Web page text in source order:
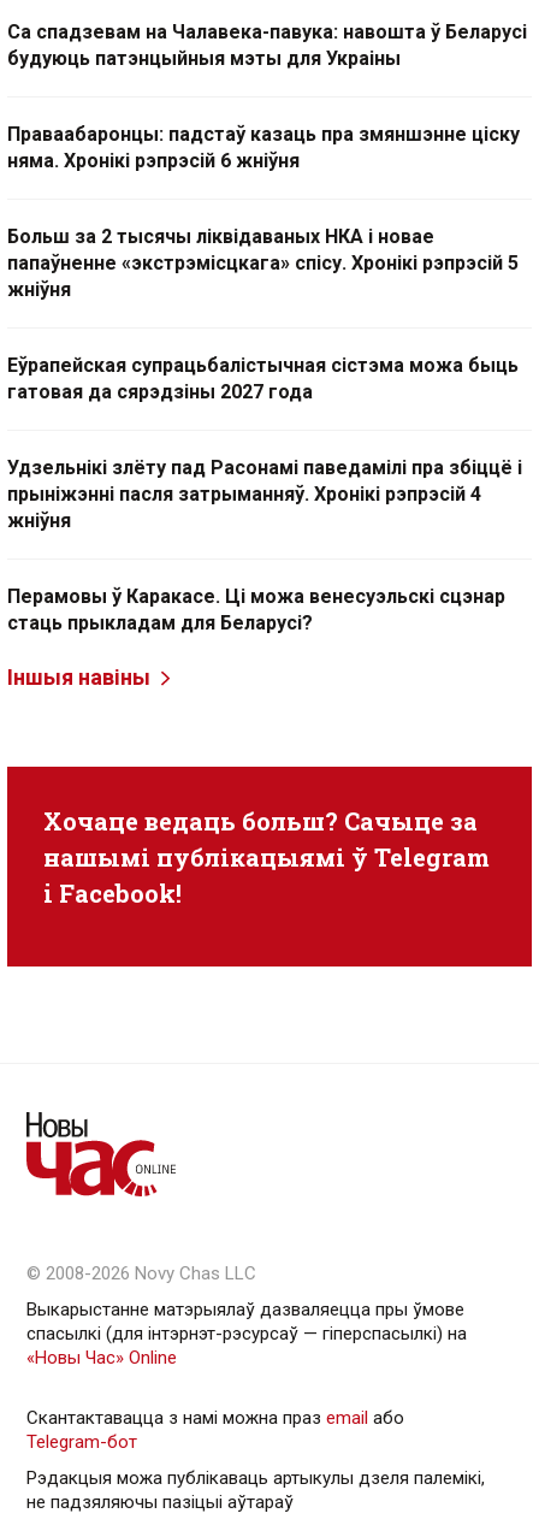
Са спадзевам на Чалавека-павука: навошта ў Беларусі
будуюць патэнцыйныя мэты для Украіны
Праваабаронцы: падстаў казаць пра змяншэнне ціску
няма. Хронікі рэпрэсій 6 жніўня
Больш за 2 тысячы ліквідаваных НКА і новае
папаўненне «экстрэмісцкага» спісу. Хронікі рэпрэсій 5
жніўня
Еўрапейская супрацьбалістычная сістэма можа быць
гатовая да сярэдзіны 2027 года
Удзельнікі злёту пад Расонамі паведамілі пра збіццё і
прыніжэнні пасля затрыманняў. Хронікі рэпрэсій 4
жніўня
Перамовы ў Каракасе. Ці можа венесуэльскі сцэнар
стаць прыкладам для Беларусі?
Іншыя навіны
Хочаце ведаць больш? Сачыце за
нашымі публікацыямі ў Telegram
i Facebook!
© 2008-2026 Novy Chas LLC
Выкарыстанне матэрыялаў дазваляецца пры ўмове
спасылкі (для інтэрнэт-рэсурсаў — гiперспасылкi) на
«Новы Час» Online
Скантактавацца з намі можна праз email або
Telegram-бот
Рэдакцыя можа публікаваць артыкулы дзеля палемікі,
не падзяляючы пазіцыі аўтараў